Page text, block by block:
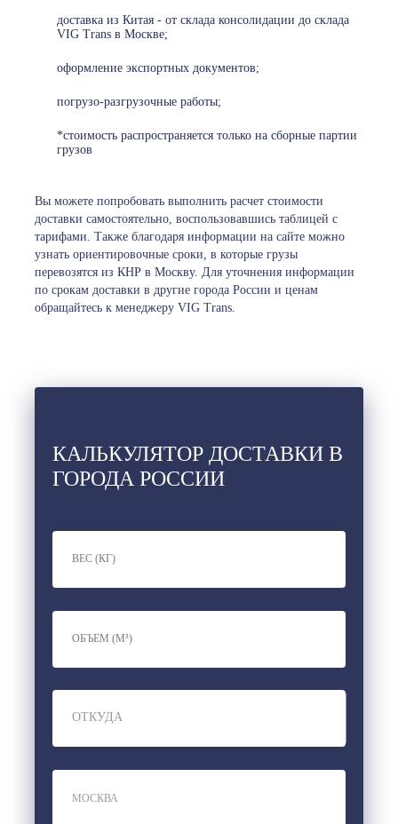
доставка из Китая - от склада консолидации до склада
VIG Trans в Москве;
оформление экспортных документов;
погрузо-разгрузочные работы;
*стоимость распространяется только на сборные партии
грузов
Вы можете попробовать выполнить расчет стоимости
доставки самостоятельно, воспользовавшись таблицей с
тарифами. Также благодаря информации на сайте можно
узнать ориентировочные сроки, в которые грузы
перевозятся из КНР в Москву. Для уточнения информации
по срокам доставки в другие города России и ценам
обращайтесь к менеджеру VIG Trans.
КАЛЬКУЛЯТОР ДОСТАВКИ В
ГОРОДА РОССИИ
ОТКУДА